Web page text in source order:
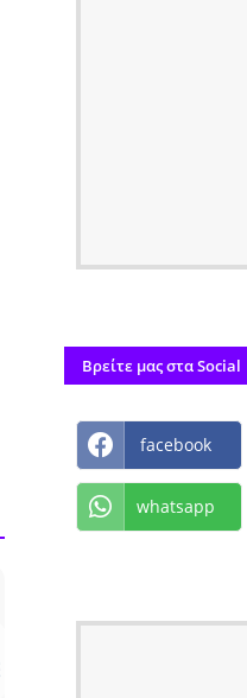
Βρείτε μας στα Social
facebook
whatsapp